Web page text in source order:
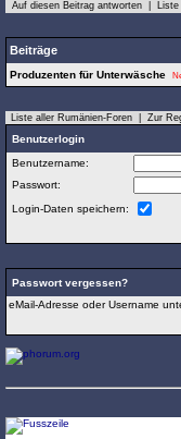
Auf diesen Beitrag antworten
Beiträge
Produzenten für Unterwäsche
Liste aller Rumänien-Foren |Zur
Benutzerlogin
Benutzername:
Passwort:
Login-Daten speichern:
Passwort vergessen?
eMail-Adresse oder Username